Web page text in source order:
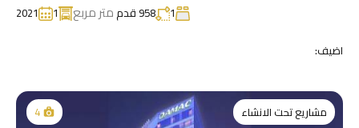
1 958 قدم متر مربع 1
2021
اضيف:
مشاريع تحت الانشاء 4